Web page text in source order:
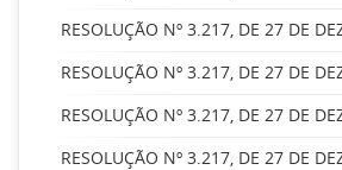
RESOLUÇÃO Nº 3.217, DE 27 DE
RESOLUÇÃO Nº 3.217, DE 27 DE
RESOLUÇÃO Nº 3.217, DE 27 DE
RESOLUÇÃO Nº 3.217, DE 27 DE